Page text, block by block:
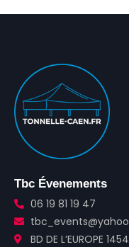
Tbc Évenements
06 19 81 19 47
BD DE L’EUROPE